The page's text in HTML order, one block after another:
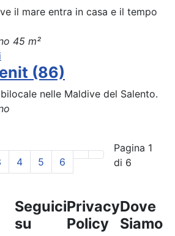
il mare entra in casa e il tempo
45 m²
(86)
nelle Maldive del Salento.
4 5 6
Pagina 1
di 6
Seguici
su
Privacy
Policy
Dove
Siamo